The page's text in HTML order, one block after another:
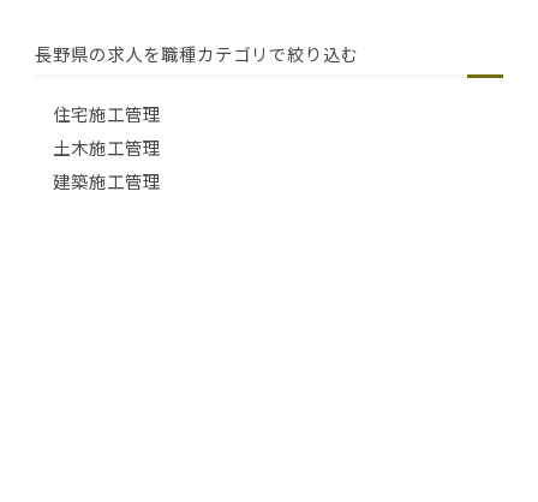
長野県の求人を職種カテゴリで絞り込む
住宅施工管理
土木施工管理
建築施工管理